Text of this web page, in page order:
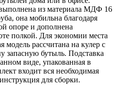
из материала МДФ 16
она мобильна благодаря
опоре и дополнена
полкой. Для экономии места
модель рассчитана на кулер с
запасную бутыль. Подставка
виде, упакованная в
входит вся необходимая
для сборки.